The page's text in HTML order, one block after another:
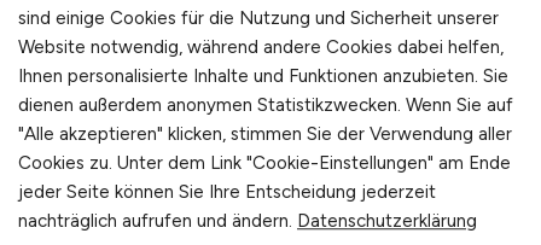
wichtig, in einem Arbeitsumfeld tätig zu
werden, das deine berufliche und persönliche
Entwicklung fördert. MEDIZIN.JOBS hilft dir,
Gynäkologe Stellenangebote zu finden, die
sowohl deine fachlichen Anforderungen als
auch deine langfristigen Karriereziele
unterstützen. Unsere Plattform bietet dir eine
sind einige Cookies für die Nutzung und Sicherheit unserer
Website notwendig, während andere Cookies dabei helfen,
Ihnen personalisierte Inhalte und Funktionen anzubieten. Sie
dienen außerdem anonymen Statistikzwecken. Wenn Sie auf
"Alle akzeptieren" klicken, stimmen Sie der Verwendung aller
Cookies zu. Unter dem Link "Cookie-Einstellungen" am Ende
jeder Seite können Sie Ihre Entscheidung jederzeit
nachträglich aufrufen und ändern. Datenschutzerklärung